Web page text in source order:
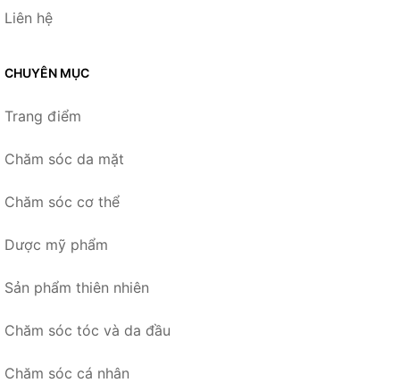
Liên hệ
CHUYÊN MỤC
Trang điểm
Chăm sóc da mặt
Chăm sóc cơ thể
Dược mỹ phẩm
Sản phẩm thiên nhiên
Chăm sóc tóc và da đầu
Chăm sóc cá nhân